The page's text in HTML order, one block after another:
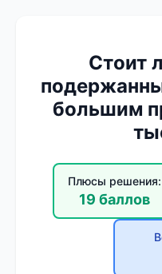
Стоит
большим
Плюсы решения:
19 баллов